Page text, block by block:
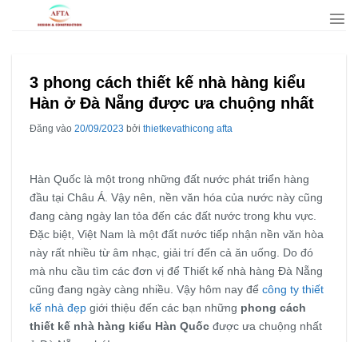
3 phong cách thiết kế nhà hàng kiểu
Hàn ở Đà Nẵng được ưa chuộng nhất
Đăng vào 20/09/2023 bởi thietkevathicong afta
Hàn Quốc là một trong những đất nước phát triển hàng
đầu tại Châu Á. Vậy nên, nền văn hóa của nước này cũng
đang càng ngày lan tỏa đến các đất nước trong khu vực.
Đặc biệt, Việt Nam là một đất nước tiếp nhận nền văn hòa
này rất nhiều từ âm nhạc, giải trí đến cả ăn uống. Do đó
mà nhu cầu tìm các đơn vị để Thiết kế nhà hàng Đà Nẵng
cũng đang ngày càng nhiều. Vậy hôm nay để công ty thiết
kế nhà đẹpgiới thiệu đến các bạn những phong cách
thiết kế nhà hàng kiểu Hàn Quốcđược ưa chuộng nhất